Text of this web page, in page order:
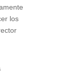
los